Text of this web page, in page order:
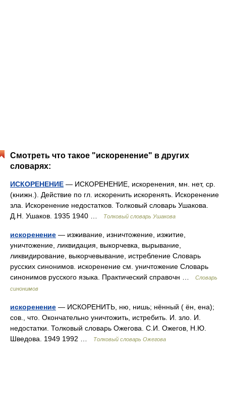
Смотреть что такое "искоренение" в других
словарях:
ИСКОРЕНЕНИЕ — ИСКОРЕНЕНИЕ, искоренения, мн. нет, ср.
(книжн.). Действие по гл. искоренить искоренять. Искоренение
зла. Искоренение недостатков. Толковый словарь Ушакова.
Д.Н. Ушаков. 1935 1940 …
Толковый словарь Ушакова
искоренение — изживание, изничтожение, изжитие,
уничтожение, ликвидация, выкорчевка, вырывание,
ликвидирование, выкорчевывание, истребление Словарь
русских синонимов. искоренение см. уничтожение Словарь
синонимов русского языка. Практический справочн …
Словарь
синонимов
искоренение — ИСКОРЕНИТЬ, ню, нишь; нённый ( ён, ена);
сов., что. Окончательно уничтожить, истребить. И. зло. И.
недостатки. Толковый словарь Ожегова. С.И. Ожегов, Н.Ю.
Шведова. 1949 1992 …
Толковый словарь Ожегова